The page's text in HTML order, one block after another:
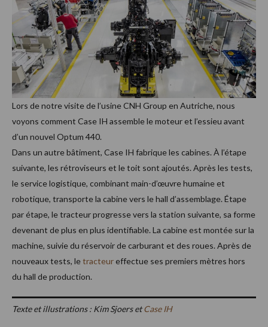
Lors de notre visite de l’usine CNH Group en Autriche, nous
voyons comment Case IH assemble le moteur et l’essieu avant
d’un nouvel Optum 440.
Dans un autre bâtiment, Case IH fabrique les cabines. À l’étape
suivante, les rétroviseurs et le toit sont ajoutés. Après les tests,
le service logistique, combinant main-d’œuvre humaine et
robotique, transporte la cabine vers le hall d’assemblage. Étape
par étape, le tracteur progresse vers la station suivante, sa forme
devenant de plus en plus identifiable. La cabine est montée sur la
machine, suivie du réservoir de carburant et des roues. Après de
nouveaux tests, letracteureffectue ses premiers mètres hors
du hall de production.
Texte et illustrations : Kim Sjoers etCase IH